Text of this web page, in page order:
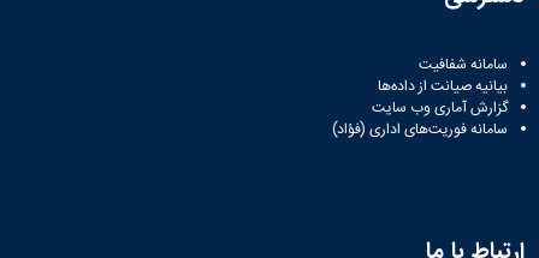
سامانه شفافیت
بیانیه صیانت از داده‌ها
گزارش آماری وب‌ سایت
سامانه فوریت‌های اداری (فؤاد)